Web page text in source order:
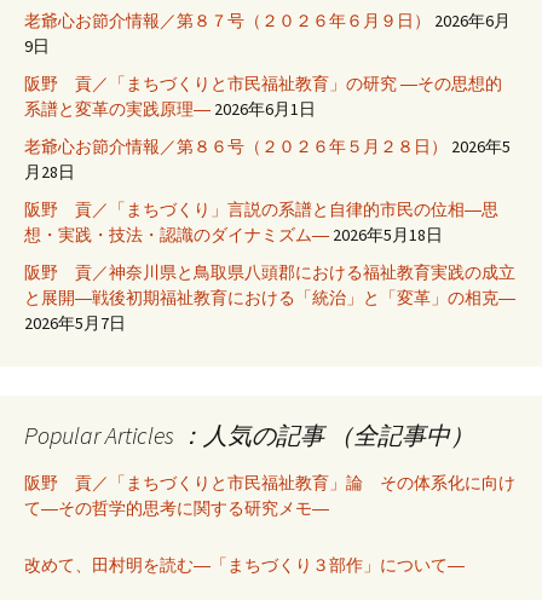
老爺心お節介情報／第８７号（２０２６年６月９日）
2026年6月
9日
阪野 貢／「まちづくりと市民福祉教育」の研究 ―その思想的
系譜と変革の実践原理― 2026年6月1日
老爺心お節介情報／第８６号（２０２６年５月２８日）
2026年5
月28日
阪野 貢／「まちづくり」言説の系譜と自律的市民の位相―思
想・実践・技法・認識のダイナミズム― 2026年5月18日
阪野 貢／神奈川県と鳥取県八頭郡における福祉教育実践の成立
と展開―戦後初期福祉教育における「統治」と「変革」の相克―
2026年5月7日
Popular Articles ：人気の記事 （全記事中）
阪野 貢／「まちづくりと市民福祉教育」論 その体系化に向け
て―その哲学的思考に関する研究メモ―
改めて、田村明を読む―「まちづくり３部作」について―